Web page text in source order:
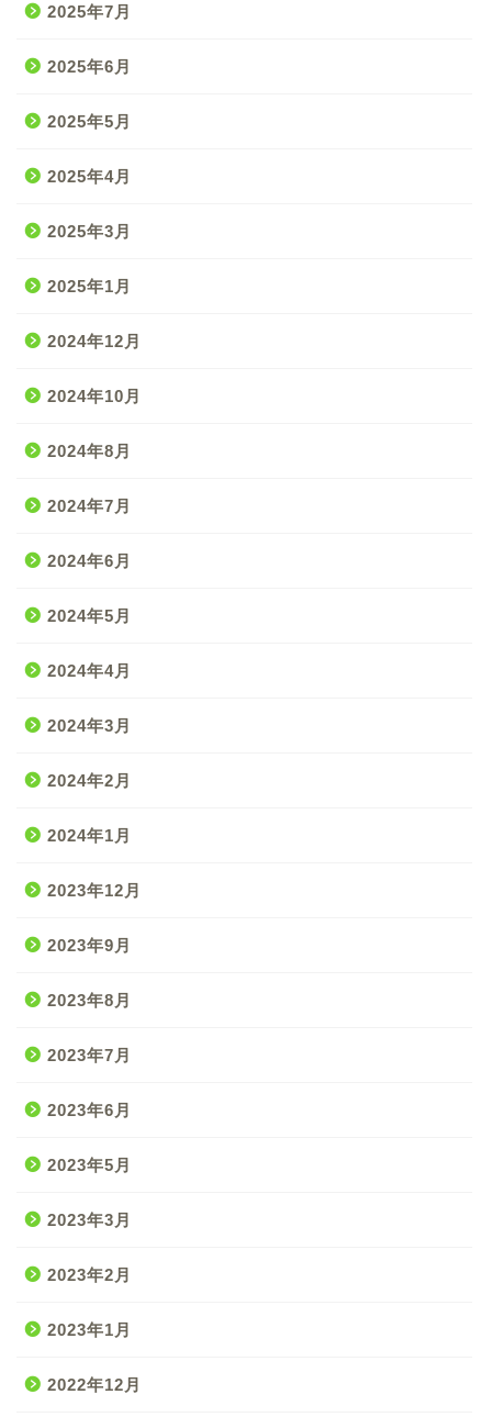
2025年7月
2025年6月
2025年5月
2025年4月
2025年3月
2025年1月
2024年12月
2024年10月
2024年8月
2024年7月
2024年6月
2024年5月
2024年4月
2024年3月
2024年2月
2024年1月
2023年12月
2023年9月
2023年8月
2023年7月
2023年6月
2023年5月
2023年3月
2023年2月
2023年1月
2022年12月